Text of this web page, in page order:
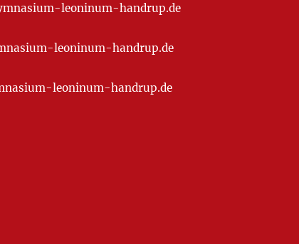
leoninum-handrup.de
leoninum-handrup.de
leoninum-handrup.de